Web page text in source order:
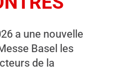
a une nouvelle
Basel les
de la